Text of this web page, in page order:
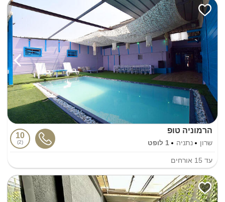
הרמוניה טופ
שרון נתניה 1 לופט
10
2
עד 15 אורחים